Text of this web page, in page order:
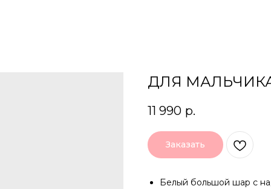
ДЛЯ
11 990 р.
Заказать
Белый большой шар с